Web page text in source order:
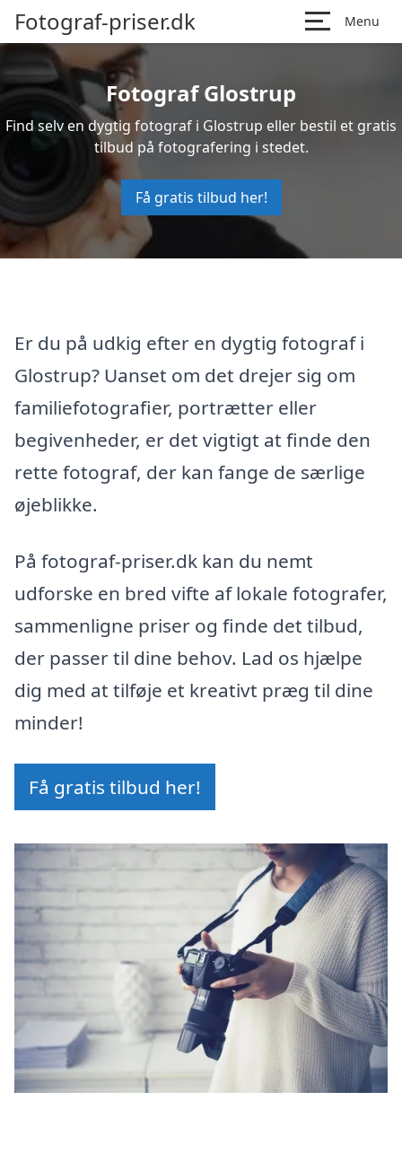
Fotograf-priser.dk Menu
Fotograf Glostrup
Find selv en dygtig fotograf i Glostrup eller bestil et gratis
tilbud på fotografering i stedet.
Få gratis tilbud her!
Er du på udkig efter en dygtig fotograf i
Glostrup? Uanset om det drejer sig om
familiefotografier, portrætter eller
begivenheder, er det vigtigt at finde den
rette fotograf, der kan fange de særlige
øjeblikke.
På fotograf-priser.dk kan du nemt
udforske en bred vifte af lokale fotografer,
sammenligne priser og finde det tilbud,
der passer til dine behov. Lad os hjælpe
dig med at tilføje et kreativt præg til dine
minder!
Få gratis tilbud her!